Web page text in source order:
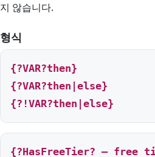
지 않습니다.
형식
{?VAR?then}
{?VAR?then|else}
{?!VAR?then|else}
{?HasFreeTier? — free